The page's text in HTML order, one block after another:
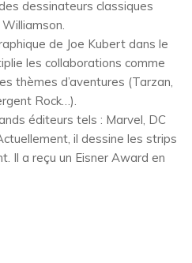
dessinateurs classiques
de Joe Kubert dans le
les collaborations comme
thèmes d’aventures (Tarzan,
Rock…).
éditeurs tels : Marvel, DC
il dessine les strips
Il a reçu un Eisner Award en